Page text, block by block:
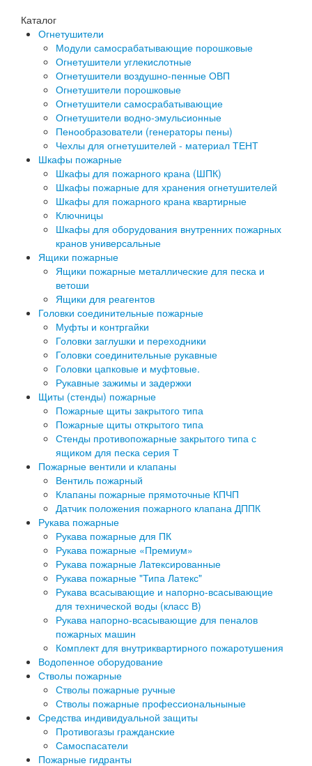
Каталог
Огнетушители
Модули самосрабатывающие порошковые
Огнетушители углекислотные
Огнетушители воздушно-пенные ОВП
Огнетушители порошковые
Огнетушители самосрабатывающие
Огнетушители водно-эмульсионные
Пенообразователи (генераторы пены)
Чехлы для огнетушителей - материал ТЕНТ
Шкафы пожарные
Шкафы для пожарного крана (ШПК)
Шкафы пожарные для хранения огнетушителей
Шкафы для пожарного крана квартирные
Ключницы
Шкафы для оборудования внутренних пожарных
кранов универсальные
Ящики пожарные
Ящики пожарные металлические для песка и
ветоши
Ящики для реагентов
Головки соединительные пожарные
Муфты и контргайки
Головки заглушки и переходники
Головки соединительные рукавные
Головки цапковые и муфтовые.
Рукавные зажимы и задержки
Щиты (стенды) пожарные
Пожарные щиты закрытого типа
Пожарные щиты открытого типа
Стенды противопожарные закрытого типа с
ящиком для песка серия Т
Пожарные вентили и клапаны
Вентиль пожарный
Клапаны пожарные прямоточные КПЧП
Датчик положения пожарного клапана ДППК
Рукава пожарные
Рукава пожарные для ПК
Рукава пожарные «Премиум»
Рукава пожарные Латексированные
Рукава пожарные "Типа Латекс"
Рукава всасывающие и напорно-всасывающие
для технической воды (класс В)
Рукава напорно-всасывающие для пеналов
пожарных машин
Комплект для внутриквартирного пожаротушения
Водопенное оборудование
Стволы пожарные
Стволы пожарные ручные
Стволы пожарные профессиональныные
Средства индивидуальной защиты
Противогазы гражданские
Самоспасатели
Пожарные гидранты